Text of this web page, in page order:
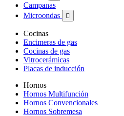
Campanas
Microondas

Cocinas
Encimeras de gas
Cocinas de gas
Vitrocerámicas
Placas de inducción
Hornos
Hornos Multifunción
Hornos Convencionales
Hornos Sobremesa